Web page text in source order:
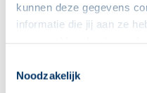
kunnen deze gegevens
informatie die jij aan ze
op een veilige en integere
beheren op de privacy-
Noodzakelijk
Havendiner vol dynamiek
Logistiek Netwerk
knooppunt van het